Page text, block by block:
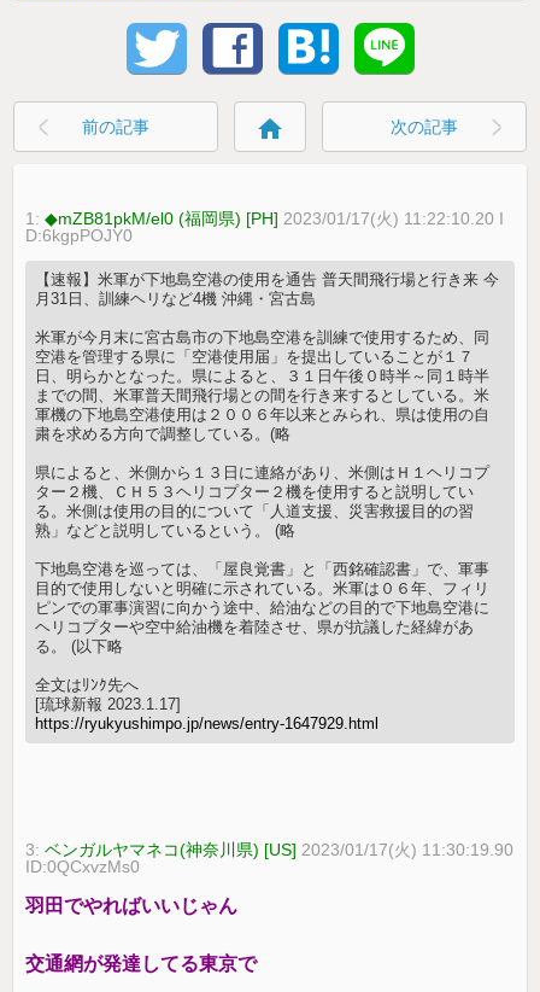
前の記事 home 次の記事
1:◆mZB81pkM/el0 (福岡県) [PH] 2023/01/17(火) 11:22:10.20 I
D:6kgpPOJY0
【速報】米軍が下地島空港の使用を通告 普天間飛行場と行き来 今
月31日、訓練ヘリなど4機 沖縄・宮古島
米軍が今月末に宮古島市の下地島空港を訓練で使用するため、同
空港を管理する県に「空港使用届」を提出していることが１７
日、明らかとなった。県によると、３１日午後０時半～同１時半
までの間、米軍普天間飛行場との間を行き来するとしている。米
軍機の下地島空港使用は２００６年以来とみられ、県は使用の自
粛を求める方向で調整している。(略
県によると、米側から１３日に連絡があり、米側はＨ１ヘリコプ
ター２機、ＣＨ５３ヘリコプター２機を使用すると説明してい
る。米側は使用の目的について「人道支援、災害救援目的の習
熟」などと説明しているという。 (略
下地島空港を巡っては、「屋良覚書」と「西銘確認書」で、軍事
目的で使用しないと明確に示されている。米軍は０６年、フィリ
ピンでの軍事演習に向かう途中、給油などの目的で下地島空港に
ヘリコプターや空中給油機を着陸させ、県が抗議した経緯があ
る。 (以下略
全文はﾘﾝｸ先へ
[琉球新報 2023.1.17]
https://ryukyushimpo.jp/news/entry-1647929.html
3:ベンガルヤマネコ(神奈川県) [US] 2023/01/17(火) 11:30:19.90
ID:0QCxvzMs0
羽田でやればいいじゃん
交通網が発達してる東京で